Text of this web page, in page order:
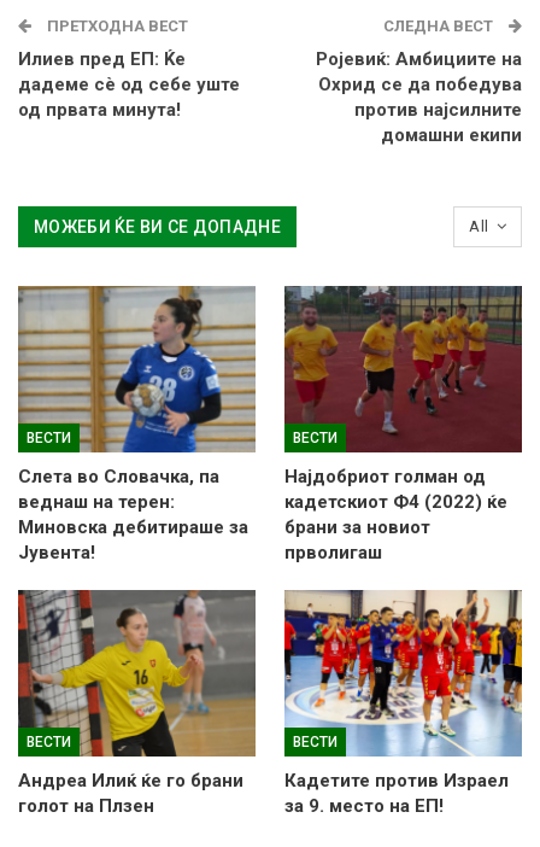
ПРЕТХОДНА ВЕСТ
Илиев пред ЕП: Ќе
дадеме сѐ од себе уште
од првата минута!
СЛЕДНА ВЕСТ
Ројевиќ: Амбициите на
Охрид се да победува
против најсилните
домашни екипи
All
МОЖЕБИ ЌЕ ВИ СЕ ДОПАДНЕ
ВЕСТИ
Слетa во Словачка, па
веднаш на терен:
Миновска дебитираше за
Јувента!
ВЕСТИ
Најдобриот голман од
кадетскиот Ф4 (2022) ќе
брани за новиот
прволигаш
ВЕСТИ
Андреа Илиќ ќе го брани
голот на Плзен
ВЕСТИ
Кадетите против Израел
за 9. место на ЕП!